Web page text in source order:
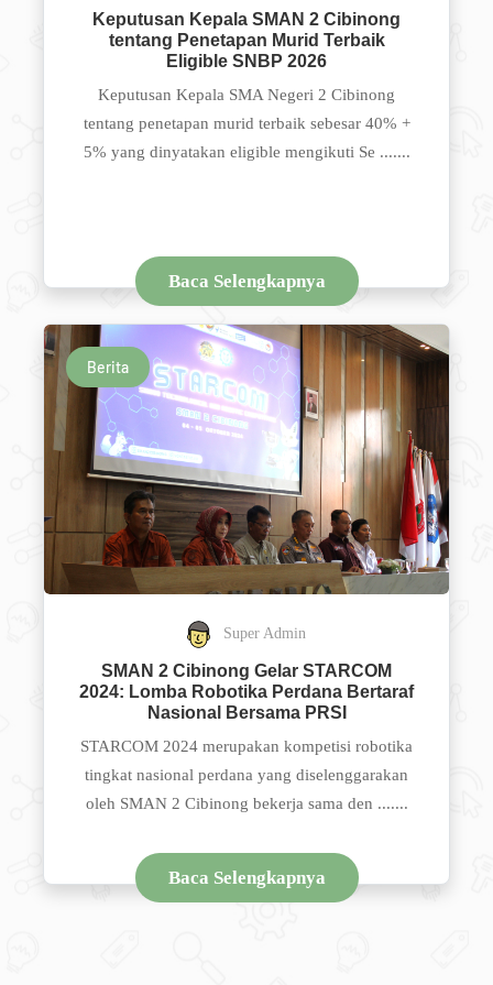
Keputusan Kepala SMAN 2 Cibinong
tentang Penetapan Murid Terbaik
Eligible SNBP 2026
Keputusan Kepala SMA Negeri 2 Cibinong
tentang penetapan murid terbaik sebesar 40% +
5% yang dinyatakan eligible mengikuti Se .......
Baca Selengkapnya
Berita
Super Admin
SMAN 2 Cibinong Gelar STARCOM
2024: Lomba Robotika Perdana Bertaraf
Nasional Bersama PRSI
STARCOM 2024 merupakan kompetisi robotika
tingkat nasional perdana yang diselenggarakan
oleh SMAN 2 Cibinong bekerja sama den .......
Baca Selengkapnya